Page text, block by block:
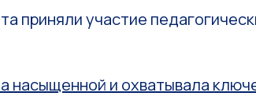
приняли участие
насыщенной и охватывала